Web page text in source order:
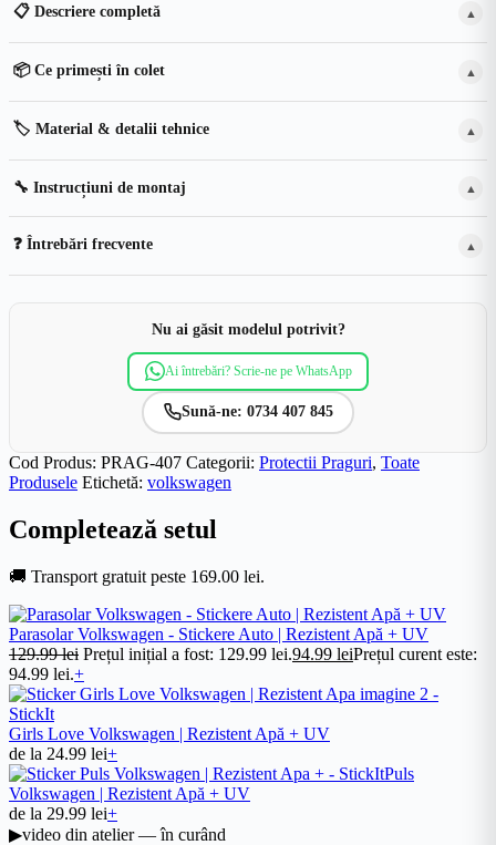
📋 Descriere completă ▲
📦 Ce primești în colet ▲
🏷️ Material & detalii tehnice ▲
🔧 Instrucțiuni de montaj ▲
❓ Întrebări frecvente ▲
Nu ai găsit modelul potrivit?
Ai întrebări? Scrie-ne pe WhatsApp
Sună-ne: 0734 407 845
Cod Produs: PRAG-407 Categorii: Protectii Praguri, Toate
Produsele Etichetă: volkswagen
Completează setul
🚚 Transport gratuit peste 169.00 lei.
Parasolar Volkswagen - Stickere Auto | Rezistent Apă + UV
129.99lei Prețul inițial a fost: 129.99 lei.94.99 leiPrețul curent este:
94.99 lei.+
Girls Love Volkswagen | Rezistent Apă + UV
de la 24.99 lei+
Puls
Volkswagen | Rezistent Apă + UV
de la 29.99 lei+
▶video din atelier — în curând